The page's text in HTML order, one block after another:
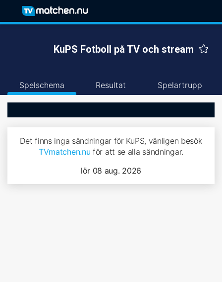
KuPS Fotboll på TV och stream
Spelschema Resultat Spelartrupp
Det finns inga sändningar för KuPS, vänligen besök
TVmatchen.nu för att se alla sändningar.
lör 08 aug. 2026